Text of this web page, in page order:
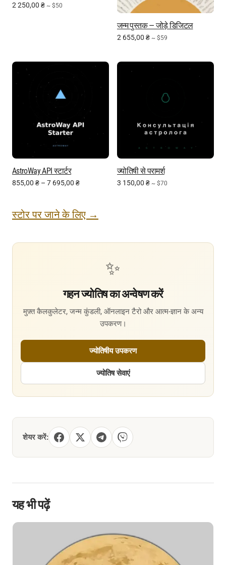
2 250,00 ₴ ~ $50
जन्म पुस्तक — जोड़े डिजिटल
2 655,00 ₴ ~ $59
AstroWay API स्टार्टर
855,00 ₴ – 7 695,00 ₴
ज्योतिषी से परामर्श
3 150,00 ₴ ~ $70
स्टोर पर जाने के लिए →
✨
गहन ज्योतिष का अन्वेषण करें
मुफ़्त कैलकुलेटर, जन्म कुंडली, ऑनलाइन टैरो और आत्म-ज्ञान के अन्य
उपकरण।
ज्योतिषीय उपकरण
ज्योतिष सेवाएं
शेयर करें:
यह भी पढ़ें